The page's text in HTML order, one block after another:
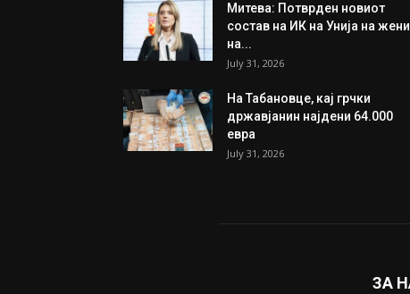
Митева: Потврден новиот
состав на ИК на Унија на жени
на...
July 31, 2026
На Табановце, кај грчки
државјанин најдени 64.000
евра
July 31, 2026
ЗА